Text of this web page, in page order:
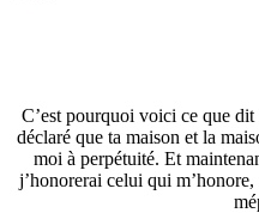
C’est pourquoi voici ce que dit
déclaré que ta maison et la
moi à perpétuité. Et
j’honorerai celui qui